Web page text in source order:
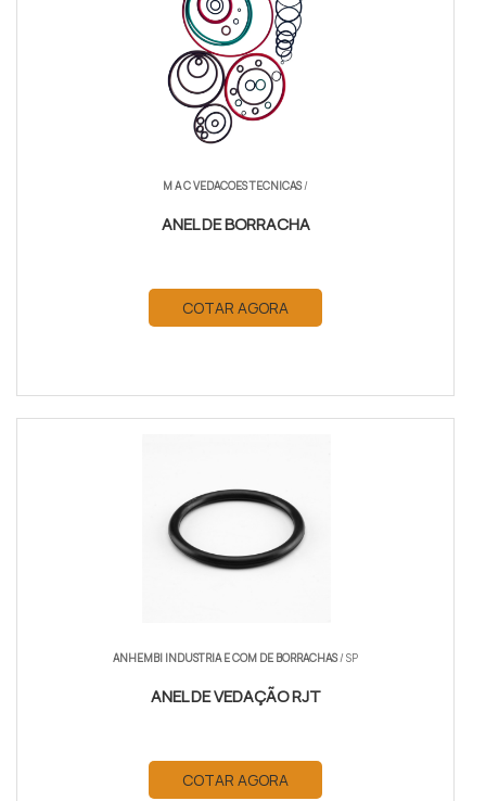
M A C VEDACOES TECNICAS/
ANEL DE BORRACHA
COTAR AGORA
ANHEMBI INDUSTRIA E COM DE BORRACHAS/ SP
ANEL DE VEDAÇÃO RJT
COTAR AGORA